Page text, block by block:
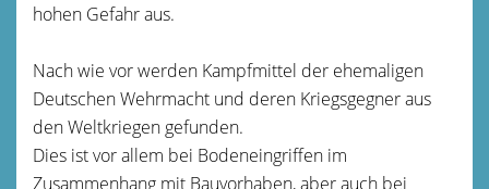
hohen Gefahr aus.
Nach wie vor werden Kampfmittel der ehemaligen
Deutschen Wehrmacht und deren Kriegsgegner aus
den Weltkriegen gefunden.
Dies ist vor allem bei Bodeneingriffen im
Zusammenhang mit Bauvorhaben, aber auch bei